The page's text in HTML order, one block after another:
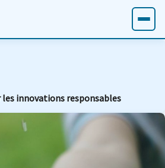
les innovations responsables